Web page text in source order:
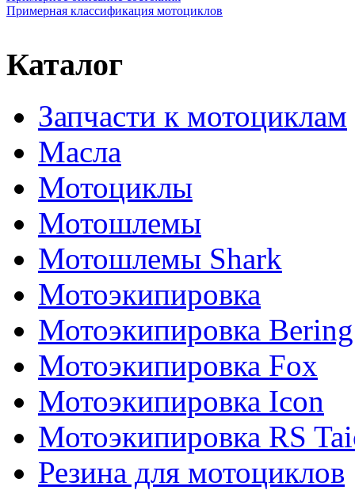
Примерная классификация мотоциклов
Каталог
Запчасти к мотоциклам
Масла
Мотоциклы
Мотошлемы
Мотошлемы Shark
Мотоэкипировка
Мотоэкипировка Bering
Мотоэкипировка Fox
Мотоэкипировка Icon
Мотоэкипировка RS
Резина для мотоциклов